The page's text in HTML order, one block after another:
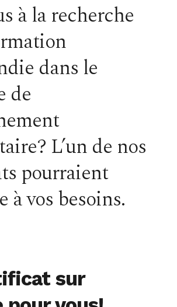
à la recherche
dans le
de
L’un de nos
pourraient
à vos besoins.
sur